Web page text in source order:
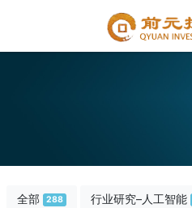
全部 288 行业研究–人工智能